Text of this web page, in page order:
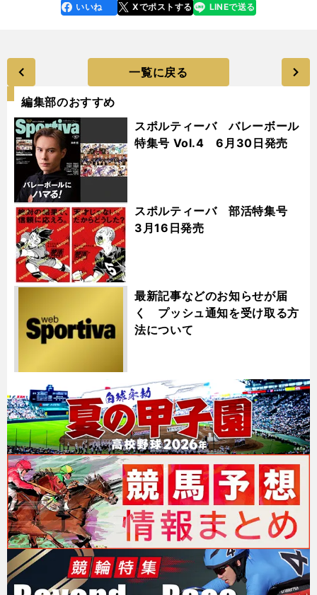
faceboo
k
いいね Xでポストする
line LINEで送る
一覧に戻る
編集部のおすすめ
スポルティーバ バレーボール
特集号 Vol.4 6月30日発売
スポルティーバ 部活特集号
3月16日発売
最新記事などのお知らせが届
く プッシュ通知を受け取る方
法について